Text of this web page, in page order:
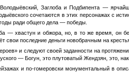
Заглоба и Подбипента —
сочетаются в этих персонажах с
ради общего дела — победы.
— хвастун и обжора, но, в то же время, он
свои последние деньги новобрачным на
и следуют своей заданности на
— Богун, это плутоватый Жендзян, это,
и по-гомеровски монументальный в